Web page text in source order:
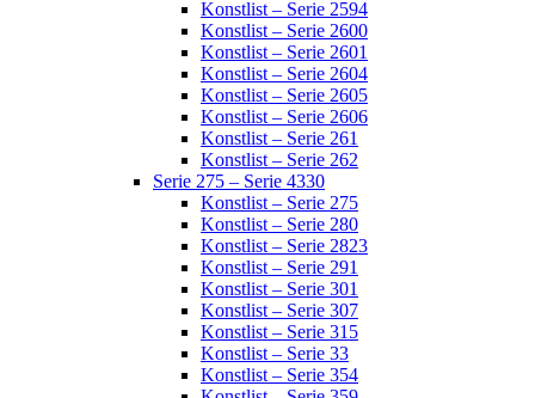
Konstlist – Serie 2594
Konstlist – Serie 2600
Konstlist – Serie 2601
Konstlist – Serie 2604
Konstlist – Serie 2605
Konstlist – Serie 2606
Konstlist – Serie 261
Konstlist – Serie 262
Serie 275 – Serie 4330
Konstlist – Serie 275
Konstlist – Serie 280
Konstlist – Serie 2823
Konstlist – Serie 291
Konstlist – Serie 301
Konstlist – Serie 307
Konstlist – Serie 315
Konstlist – Serie 33
Konstlist – Serie 354